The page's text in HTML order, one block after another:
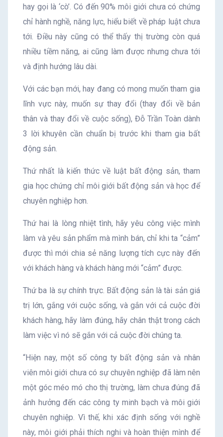
hay gọi là ‘cò’. Có đến 90% môi giới chưa có chứng
chỉ hành nghề, năng lực, hiểu biết về pháp luật chưa
tới. Điều này cũng có thể thấy thị trường còn quá
nhiều tiềm năng, ai cũng làm được nhưng chưa tới
và định hướng lâu dài.
Với các bạn mới, hay đang có mong muốn tham gia
lĩnh vực này, muốn sự thay đổi (thay đổi về bản
thân và thay đổi về cuộc sống), Đỗ Trần Toàn dành
3 lời khuyên cần chuẩn bị trước khi tham gia bất
động sản.
Thứ nhất là kiến thức về luật bất động sản, tham
gia học chứng chỉ môi giới bất động sản và học để
chuyên nghiệp hơn.
Thứ hai là lòng nhiệt tình, hãy yêu công việc mình
làm và yêu sản phẩm mà mình bán, chỉ khi ta “cảm”
được thì mới chia sẻ năng lượng tích cực này đến
với khách hàng và khách hàng mới “cảm” được.
Thứ ba là sự chính trực. Bất động sản là tài sản giá
trị lớn, gắng với cuộc sống, và gắn với cả cuộc đời
khách hàng, hãy làm đúng, hãy chân thật trong cách
làm việc vì nó sẽ gắn với cả cuộc đời chúng ta.
“Hiện nay, một số công ty bất động sản và nhân
viên môi giới chưa có sự chuyên nghiệp đã làm nên
một góc méo mó cho thị trường, làm chưa đúng đã
ảnh hưởng đến các công ty minh bạch và môi giới
chuyên nghiệp. Vì thế, khi xác định sống với nghề
này, môi giới phải thích nghi và hoàn thiện mình để